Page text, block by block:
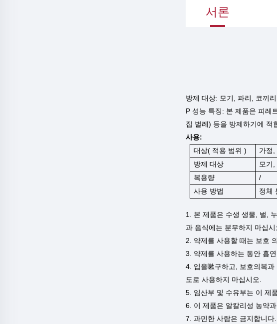
서론
방제 대상: 모기, 파리, 코끼
P 성능 특징: 본 제품은 피레
집 벌레) 등을 방제하기에 적
사용:
대상( 적용 범위 )
가정,
방제 대상
모기,
복용량
/
사용 방법
정체
1. 본 제품은 수생 생물, 벌,
과 음식에는 분무하지 마십시
2. 약제를 사용할 때는 보호
3. 약제를 사용하는 동안 흡
4. 입을嗽구하고, 보호의복
도로 사용하지 마십시오.
5. 임산부 및 수유부는 이 제
6. 이 제품은 알칼리성 농약
7. 과민한 사람은 금지합니